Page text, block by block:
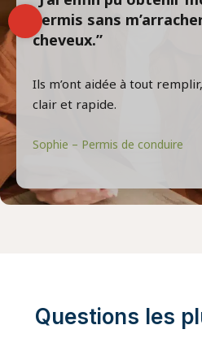
permis sans
cheveux.”
Ils m’ont aidée à tout
clair et rapide.
Sophie – Permis de conduire
Questions les